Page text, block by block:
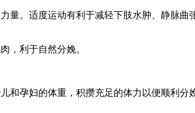
量。适度运动有利于减轻下肢水肿、静脉
，利于自然分娩。
孕妇的体重，积攒充足的体力以便顺利分